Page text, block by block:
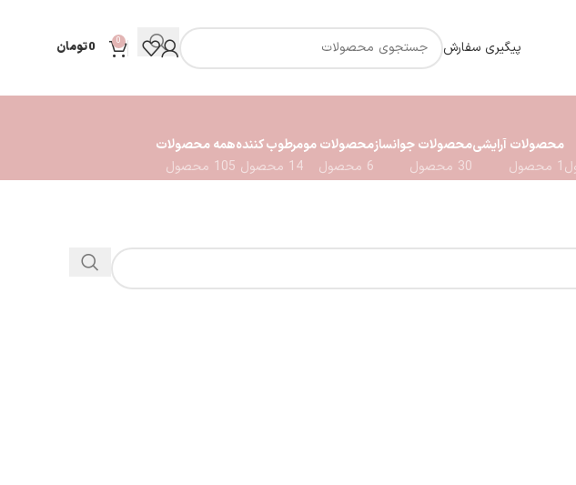
پیگیری سفارش 0
0تومان
محصولات آرایشی
1 محصول
محصولات جوانساز
30 محصول
محصولات مو
6 محصول
مرطوب کننده
14 محصول
همه محصولات
105 محصول